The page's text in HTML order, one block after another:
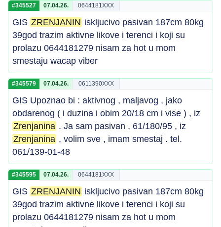
#345527 07.04.26. 0644181XXX
GIS ZRENJANIN iskljucivo pasivan 187cm 80kg
39god trazim aktivne likove i terenci i koji su
prolazu 0644181279 nisam za hot u mom
smestaju wacap viber
#345579 07.04.26. 0611390XXX
GIS Upoznao bi : aktivnog , maljavog , jako
obdarenog ( i duzina i obim 20/18 cm i vise ) , iz
Zrenjanina . Ja sam pasivan , 61/180/95 , iz
Zrenjanina , volim sve , imam smestaj . tel.
061/139-01-48
#345595 07.04.26. 0644181XXX
GIS ZRENJANIN iskljucivo pasivan 187cm 80kg
39god trazim aktivne likove i terenci i koji su
prolazu 0644181279 nisam za hot u mom